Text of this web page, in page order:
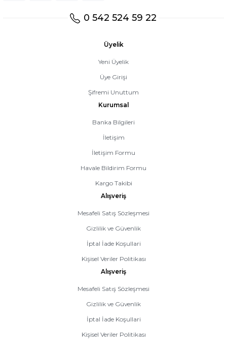
0 542 524 59 22
Üyelik
Yeni Üyelik
Üye Girişi
Şifremi Unuttum
Kurumsal
Banka Bilgileri
İletişim
İletişim Formu
Havale Bildirim Formu
Kargo Takibi
Alışveriş
Mesafeli Satış Sözleşmesi
Gizlilik ve Güvenlik
İptal İade Koşullari
Kişisel Veriler Politikası
Alışveriş
Mesafeli Satış Sözleşmesi
Gizlilik ve Güvenlik
İptal İade Koşullari
Kişisel Veriler Politikası